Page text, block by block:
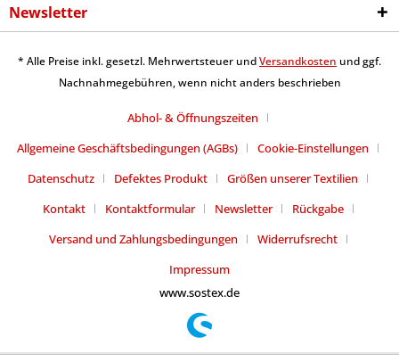
Newsletter
* Alle Preise inkl. gesetzl. Mehrwertsteuer undVersandkosten und ggf.
Nachnahmegebühren, wenn nicht anders beschrieben
Abhol- & Öffnungszeiten
Allgemeine Geschäftsbedingungen (AGBs)
Cookie-Einstellungen
Datenschutz
Defektes Produkt
Größen unserer Textilien
Kontakt
Kontaktformular Newsletter
Rückgabe
Versand und Zahlungsbedingungen
Widerrufsrecht
Impressum
www.sostex.de